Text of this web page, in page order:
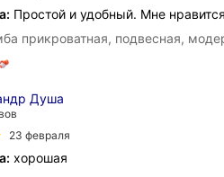
Простой и удобный. Мне нравится
прикроватная, подвесная,
Душа
23 февраля
хорошая